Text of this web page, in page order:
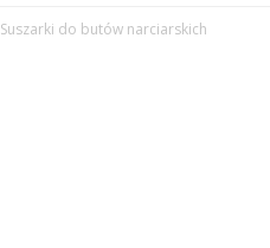
Suszarki do butów narciarskich